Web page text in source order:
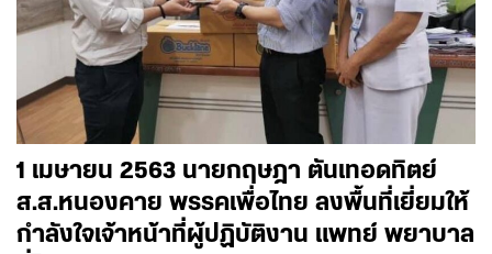
1 เมษายน 2563 นายกฤษฎา ตันเทอดทิตย์
ส.ส.หนองคาย พรรคเพื่อไทย ลงพื้นที่เยี่ยมให้
กำลังใจเจ้าหน้าที่ผู้ปฏิบัติงาน แพทย์ พยาบาล